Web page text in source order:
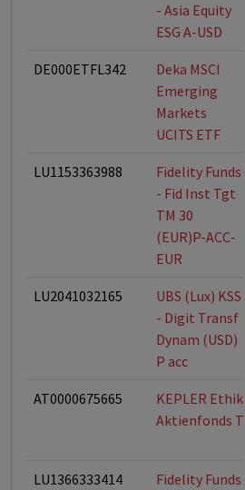
- Asia Equity
ESG A-USD
DE000ETFL342
Deka MSCI
Emerging
Markets
UCITS ETF
LU1153363988
Fidelity Funds
- Fid Inst Tgt
TM 30
(EUR)P-ACC-
EUR
LU2041032165
UBS (Lux) KSS
- Digit Transf
Dynam (USD)
P acc
AT0000675665
KEPLER Ethik
Aktienfonds T
LU1366333414 Fidelity Funds